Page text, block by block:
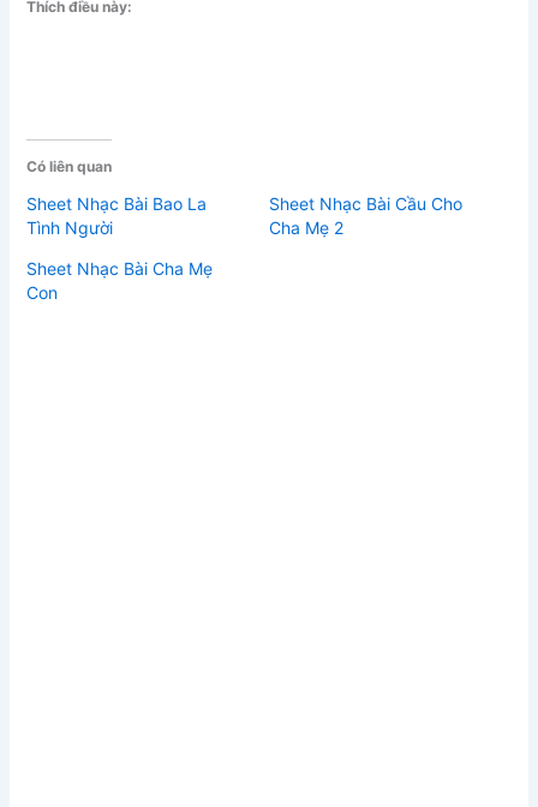
Thích điều này:
Có liên quan
Sheet Nhạc Bài Bao La
Tình Người
Sheet Nhạc Bài Cầu Cho
Cha Mẹ 2
Sheet Nhạc Bài Cha Mẹ
Con